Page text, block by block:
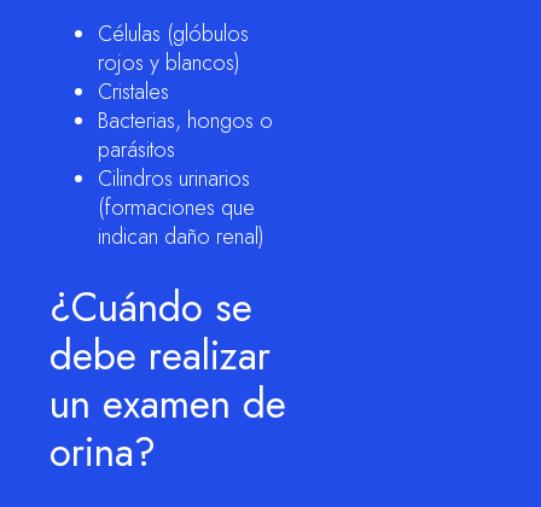
Células (glóbulos
rojos y blancos)
Cristales
Bacterias, hongos o
parásitos
Cilindros urinarios
(formaciones que
indican daño renal)
¿Cuándo se
debe realizar
un examen de
orina?